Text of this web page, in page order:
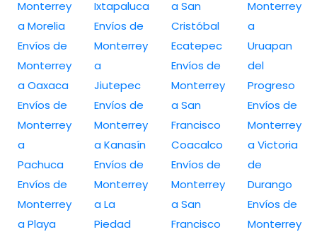
Monterrey
a Morelia
Envíos de
Monterrey
a Oaxaca
Envíos de
Monterrey
a
Pachuca
Envíos de
Monterrey
a Playa
Ixtapaluca
Envíos de
Monterrey
a
Jiutepec
Envíos de
Monterrey
a Kanasín
Envíos de
Monterrey
a La
Piedad
a San
Cristóbal
Ecatepec
Envíos de
Monterrey
a San
Francisco
Coacalco
Envíos de
Monterrey
a San
Francisco
Monterrey
a
Uruapan
del
Progreso
Envíos de
Monterrey
a Victoria
de
Durango
Envíos de
Monterrey